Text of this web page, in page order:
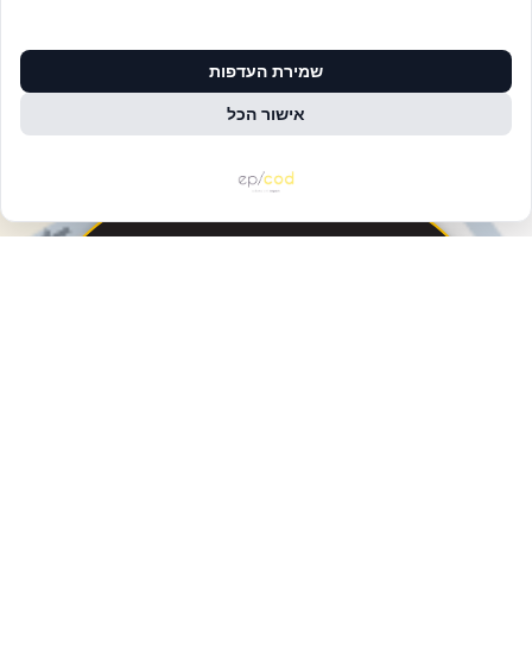
פעולות ומידע
שמירת העדפות
אישור הכל